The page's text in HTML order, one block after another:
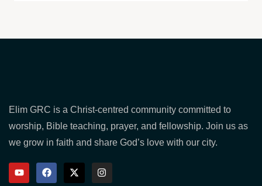
Elim GRC is a Christ-centred community committed to
worship, Bible teaching, prayer, and fellowship. Join us as
we grow in faith and share God’s love with our city.